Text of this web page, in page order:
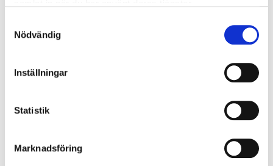
Nödvändig
Inställningar
Statistik
Marknadsföring